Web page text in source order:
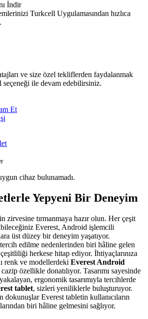
İndir
Turkcell Uygulamasından hızlıca
ve size özel tekliflerden faydalanmak
ile devam edebilirsiniz.
Et
cihaz bulunamadı.
Yepyeni Bir Deneyim
zirvesine tırmanmaya hazır olun. Her çeşit
Everest, Android işlemcili
üst düzey bir deneyim yaşatıyor.
tercih edilme nedenlerinden biri hâline gelen
herkese hitap ediyor. İhtiyaçlarınıza
renk ve modellerdeki Everest Android
özellikle donatılıyor. Tasarımı sayesinde
ergonomik tasarımıyla tercihlerde
tablet, sizleri yeniliklerle buluşturuyor.
dokunuşlar Everest tabletin kullanıcıların
biri hâline gelmesini sağlıyor.